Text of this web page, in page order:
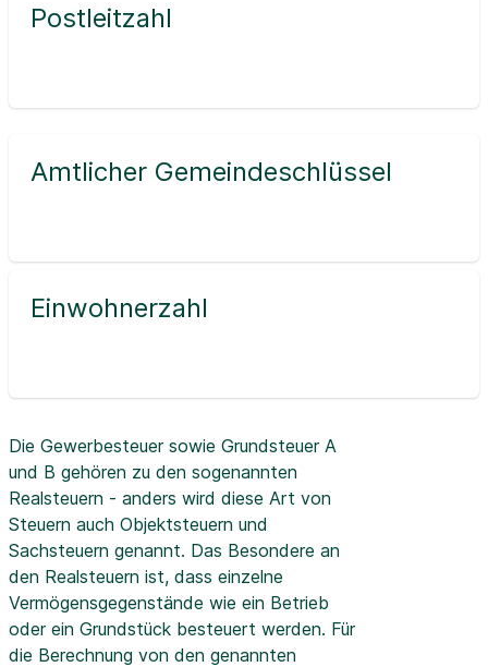
Postleitzahl
Amtlicher Gemeindeschlüssel
Einwohnerzahl
Die Gewerbesteuer sowie Grundsteuer A
und B gehören zu den sogenannten
Realsteuern - anders wird diese Art von
Steuern auch Objektsteuern und
Sachsteuern genannt. Das Besondere an
den Realsteuern ist, dass einzelne
Vermögensgegenstände wie ein Betrieb
oder ein Grundstück besteuert werden. Für
die Berechnung von den genannten